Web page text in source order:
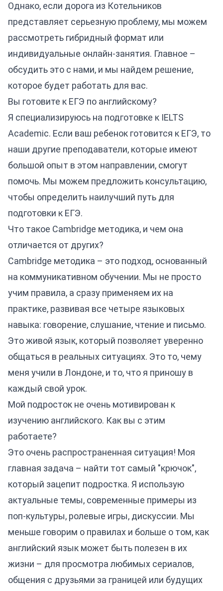
Однако, если дорога из Котельников
представляет серьезную проблему, мы можем
рассмотреть гибридный формат или
индивидуальные онлайн-занятия. Главное –
обсудить это с нами, и мы найдем решение,
которое будет работать для вас.
Вы готовите к ЕГЭ по английскому?
Я специализируюсь на подготовке к IELTS
Academic. Если ваш ребенок готовится к ЕГЭ, то
наши другие преподаватели, которые имеют
большой опыт в этом направлении, смогут
помочь. Мы можем предложить консультацию,
чтобы определить наилучший путь для
подготовки к ЕГЭ.
Что такое Cambridge методика, и чем она
отличается от других?
Cambridge методика – это подход, основанный
на коммуникативном обучении. Мы не просто
учим правила, а сразу применяем их на
практике, развивая все четыре языковых
навыка: говорение, слушание, чтение и письмо.
Это живой язык, который позволяет уверенно
общаться в реальных ситуациях. Это то, чему
меня учили в Лондоне, и то, что я приношу в
каждый свой урок.
Мой подросток не очень мотивирован к
изучению английского. Как вы с этим
работаете?
Это очень распространенная ситуация! Моя
главная задача – найти тот самый "крючок",
который зацепит подростка. Я использую
актуальные темы, современные примеры из
поп-культуры, ролевые игры, дискуссии. Мы
меньше говорим о правилах и больше о том, как
английский язык может быть полезен в их
жизни – для просмотра любимых сериалов,
общения с друзьями за границей или будущих